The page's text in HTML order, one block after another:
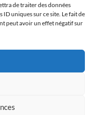
de traiter des données
uniques sur ce site. Le fait de
peut avoir un effet négatif sur